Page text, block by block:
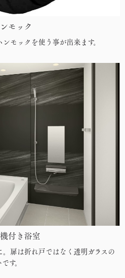
モック
モックを使う事が出来ます。
付き浴室
扉は折れ戸ではなく透明ガラスの
す。